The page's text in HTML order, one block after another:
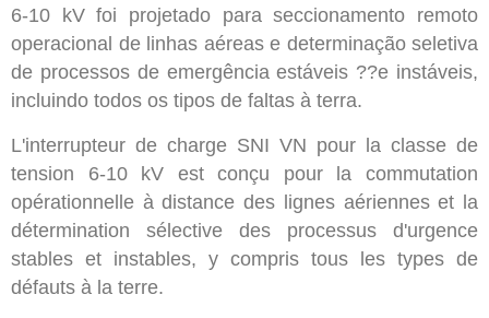
6-10 kV foi projetado para seccionamento remoto
operacional de linhas aéreas e determinação seletiva
de processos de emergência estáveis ??e instáveis,
incluindo todos os tipos de faltas à terra.
L'interrupteur de charge SNI VN pour la classe de
tension 6-10 kV est conçu pour la commutation
opérationnelle à distance des lignes aériennes et la
détermination sélective des processus d'urgence
stables et instables, y compris tous les types de
défauts à la terre.